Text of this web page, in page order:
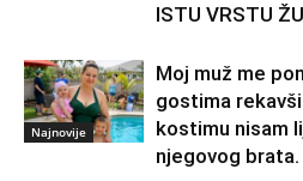
ISTU VRSTU
Najnovije
Moj muž me
gostima
kostimu nisam
njegovog